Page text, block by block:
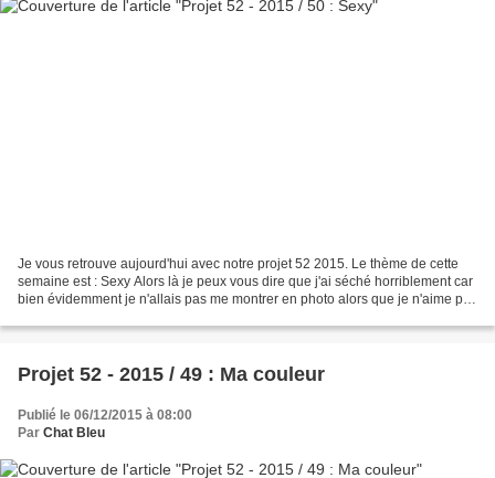
Je vous retrouve aujourd'hui avec notre projet 52 2015. Le thème de cette
semaine est : Sexy Alors là je peux vous dire que j'ai séché horriblement car
bien évidemment je n'allais pas me montrer en photo alors que je n'aime pas
Projet 52 - 2015 / 49 : Ma couleur
Publié le 06/12/2015 à 08:00
Par Chat Bleu